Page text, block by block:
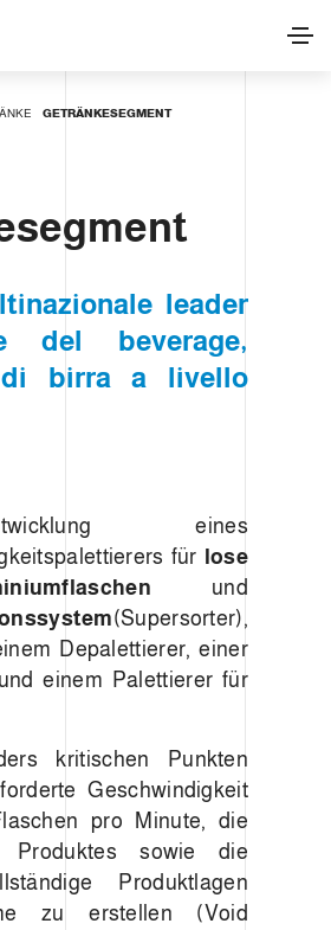
GETRÄNKESEGMENT
leader
del beverage,
di birra a livello
eines
für lose
und
(Supersorter),
Depalettierer, einer
einem Palettierer für
kritischen Punkten
Geschwindigkeit
pro Minute, die
Produktes sowie die
Produktlagen
zu erstellen (Void